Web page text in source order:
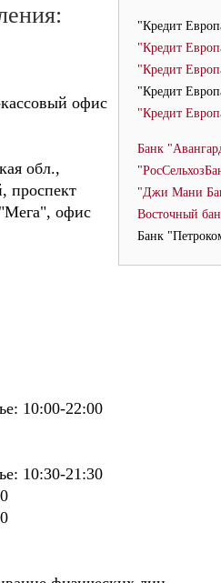
"Кредит
"Кредит
"Кредит
"Кредит
"Кредит
Банк
"Джи Мани
Восточный
Банк
офис
обл.,
проспект
офис
10:00-22:00
10:30-21:30